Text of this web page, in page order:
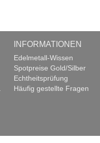
INFORMATIONEN
Edelmetall-Wissen
Spotpreise Gold/Silber
Echtheitsprüfung
Häufig gestellte Fragen